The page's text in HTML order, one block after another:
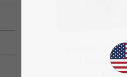
puzzle
Lisabonu,